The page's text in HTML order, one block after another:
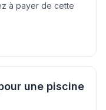
à payer de cette
une piscine